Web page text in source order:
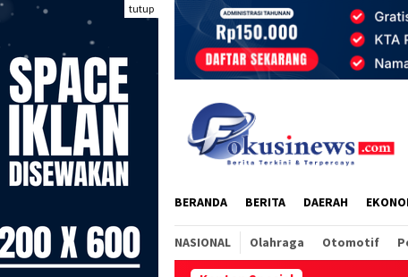
Loncat
konten
tutup
BERANDA BERITA DAERAH
NASIONAL Olahraga Otomotif